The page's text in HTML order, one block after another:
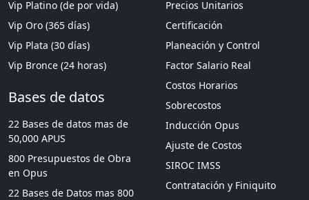
Vip Platino (de por vida)
Vip Oro (365 días)
Vip Plata (30 días)
Vip Bronce (24 horas)
Bases de datos
22 Bases de datos mas de
50,000 APUS
800 Presupuestos de Obra
en Opus
22 Bases de Datos mas 800
Precios Unitarios
Certificación
Planeación y Control
Factor Salario Real
Costos Horarios
Sobrecostos
Inducción Opus
Ajuste de Costos
SIROC IMSS
Contratación y Finiquito